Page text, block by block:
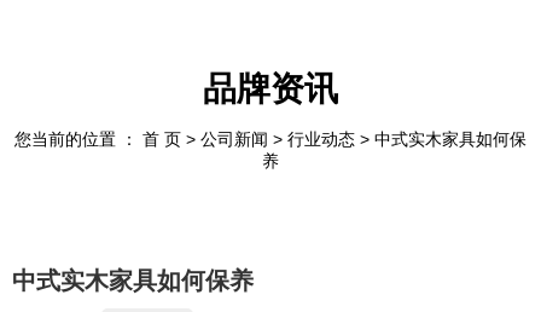
品牌资讯
您当前的位置 ： 首 页 > 公司新闻 > 行业动态 > 中式实木家具如何保
养
中式实木家具如何保养